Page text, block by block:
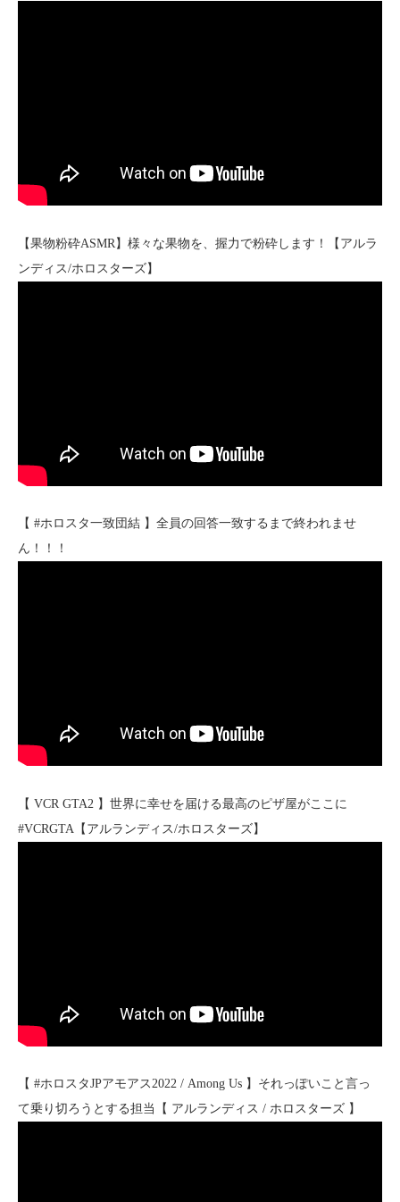
【果物粉砕ASMR】様々な果物を、握力で粉砕します！【アルラ
ンディス/ホロスターズ】
【 #ホロスタ一致団結 】全員の回答一致するまで終われませ
ん！！！
【 VCR GTA2 】世界に幸せを届ける最高のピザ屋がここに
#VCRGTA【アルランディス/ホロスターズ】
【 #ホロスタJPアモアス2022 / Among Us 】それっぽいこと言っ
て乗り切ろうとする担当【 アルランディス / ホロスターズ 】